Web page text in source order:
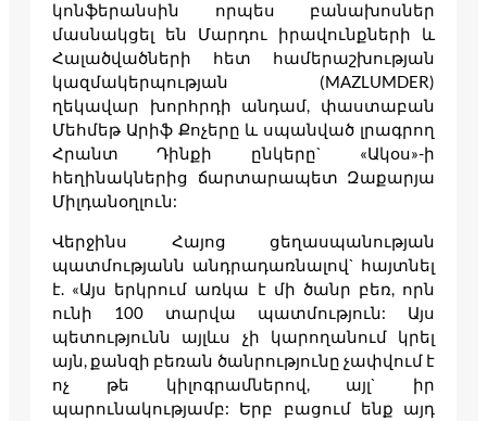
կոնֆերանսին որպես բանախոսներ
մասնակցել են Մարդու իրավունքների և
Հալածվածների հետ համերաշխության
կազմակերպության (MAZLUMDER)
ղեկավար խորհրդի անդամ, փաստաբան
Մեհմեթ Արիֆ Քոչերը և սպանված լրագրող
Հրանտ Դինքի ընկերը` «Ակօս»-ի
հեղինակներից ճարտարապետ Զաքարյա
Միլդանօղլուն:
Վերջինս Հայոց ցեղասպանության
պատմությանն անդրադառնալով` հայտնել
է. «Այս երկրում առկա է մի ծանր բեռ, որն
ունի 100 տարվա պատմություն: Այս
պետությունն այլևս չի կարողանում կրել
այն, քանզի բեռան ծանրությունը չափվում է
ոչ թե կիլոգրամներով, այլ` իր
պարունակությամբ: Երբ բացում ենք այդ